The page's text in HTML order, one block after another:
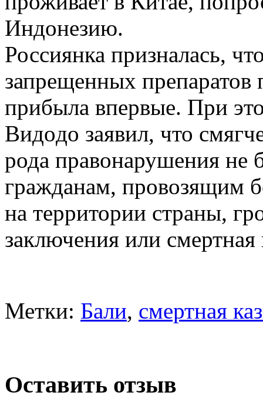
Индонезию.
Россиянка призналась,
запрещенных препаратов
прибыла впервые. При
Видoдo заявил, что
рода правонарушения не
гражданам, провозящим
на территории страны,
заключения или смертная
Метки: Бали, смертная
Оставить отзыв